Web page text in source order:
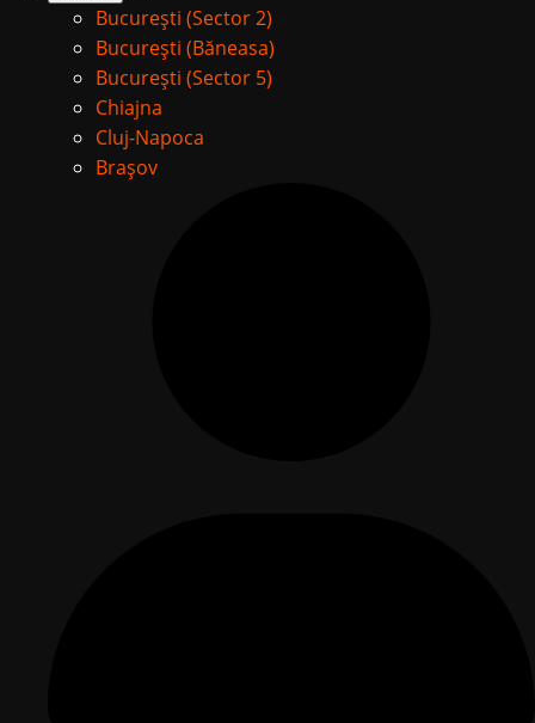
București (Sector 2)
București (Băneasa)
București (Sector 5)
Chiajna
Cluj-Napoca
Brașov